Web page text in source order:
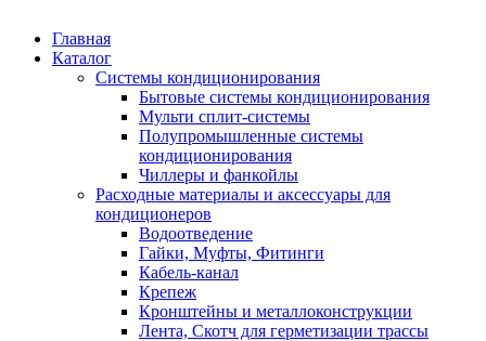
Главная
Каталог
Системы кондиционирования
Бытовые системы кондиционирования
Мульти сплит-системы
Полупромышленные системы
кондиционирования
Чиллеры и фанкойлы
Расходные материалы и аксессуары для
кондиционеров
Водоотведение
Гайки, Муфты, Фитинги
Кабель-канал
Крепеж
Кронштейны и металлоконструкции
Лента, Скотч для герметизации трассы